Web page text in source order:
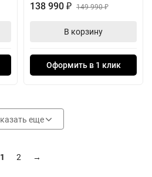
138 990 ₽ 149 990₽
В корзину
Оформить в 1 клик
еще
1 2 →